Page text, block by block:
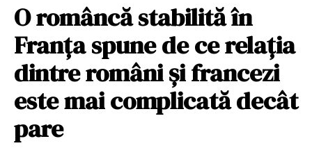
O româncă stabilită în
Franța spune de ce relația
dintre români și francezi
este mai complicată decât
pare